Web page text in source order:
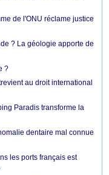
de l'ONU réclame justice
? La géologie apporte de
?
au droit international
Paradis transforme la
dentaire mal connue
les ports français est